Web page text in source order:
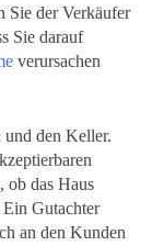
Sie der Verkäufer
Sie darauf
verursachen
und den Keller.
ob das Haus
Gutachter
an den Kunden